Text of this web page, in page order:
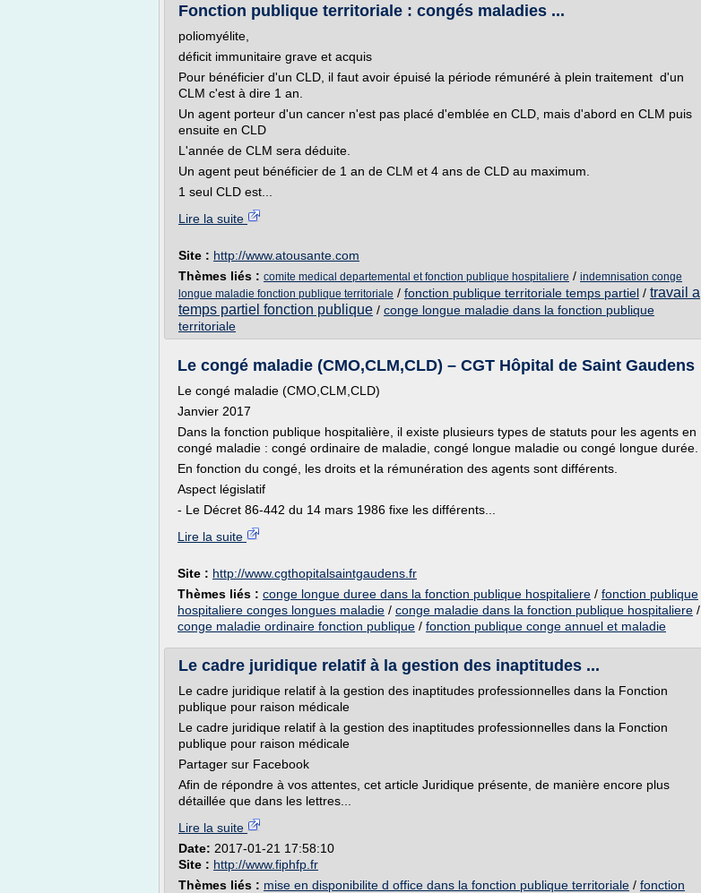
Fonction publique territoriale : congés maladies ...
poliomyélite,
déficit immunitaire grave et acquis
Pour bénéficier d'un CLD, il faut avoir épuisé la période rémunéré à plein traitement d'un
CLM c'est à dire 1 an.
Un agent porteur d'un cancer n'est pas placé d'emblée en CLD, mais d'abord en CLM puis
ensuite en CLD
L'année de CLM sera déduite.
Un agent peut bénéficier de 1 an de CLM et 4 ans de CLD au maximum.
1 seul CLD est...
Lire la suite
Site : http://www.atousante.com
Thèmes liés : comite medical departemental et fonction publique hospitaliere / indemnisation conge
longue maladie fonction publique territoriale / fonction publique territoriale temps partiel / travail a
temps partiel fonction publique / conge longue maladie dans la fonction publique
territoriale
Le congé maladie (CMO,CLM,CLD) – CGT Hôpital de Saint Gaudens
Le congé maladie (CMO,CLM,CLD)
Janvier 2017
Dans la fonction publique hospitalière, il existe plusieurs types de statuts pour les agents en
congé maladie : congé ordinaire de maladie, congé longue maladie ou congé longue durée.
En fonction du congé, les droits et la rémunération des agents sont différents.
Aspect législatif
- Le Décret 86-442 du 14 mars 1986 fixe les différents...
Lire la suite
Site : http://www.cgthopitalsaintgaudens.fr
Thèmes liés : conge longue duree dans la fonction publique hospitaliere / fonction publique
hospitaliere conges longues maladie / conge maladie dans la fonction publique hospitaliere /
conge maladie ordinaire fonction publique / fonction publique conge annuel et maladie
Le cadre juridique relatif à la gestion des inaptitudes ...
Le cadre juridique relatif à la gestion des inaptitudes professionnelles dans la Fonction
publique pour raison médicale
Le cadre juridique relatif à la gestion des inaptitudes professionnelles dans la Fonction
publique pour raison médicale
Partager sur Facebook
Afin de répondre à vos attentes, cet article Juridique présente, de manière encore plus
détaillée que dans les lettres...
Lire la suite
Date: 2017-01-21 17:58:10
Site : http://www.fiphfp.fr
Thèmes liés : mise en disponibilite d office dans la fonction publique territoriale / fonction